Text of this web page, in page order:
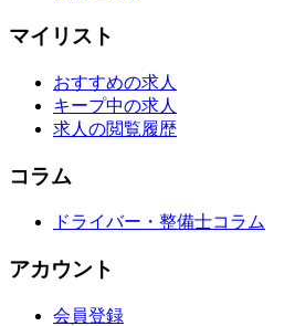
マイリスト
おすすめの求人
キープ中の求人
求人の閲覧履歴
コラム
ドライバー・整備士コラム
アカウント
会員登録